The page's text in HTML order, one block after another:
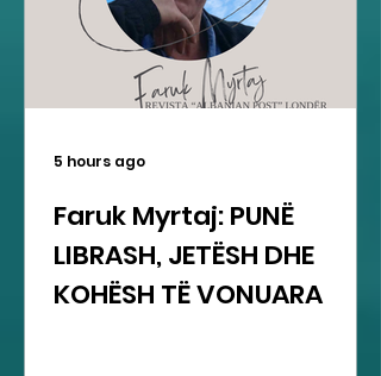
Faruk Myrtaj: PUNË
LIBRASH, JETËSH DHE
KOHËSH TË VONUARA
5 hours ago